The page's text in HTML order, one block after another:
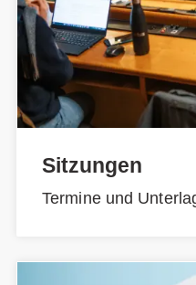
Sitzungen
Termine und